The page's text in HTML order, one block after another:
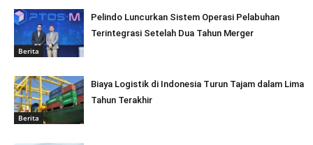
Berita
Pelindo Luncurkan Sistem Operasi Pelabuhan
Terintegrasi Setelah Dua Tahun Merger
Berita
Biaya Logistik di Indonesia Turun Tajam dalam Lima
Tahun Terakhir